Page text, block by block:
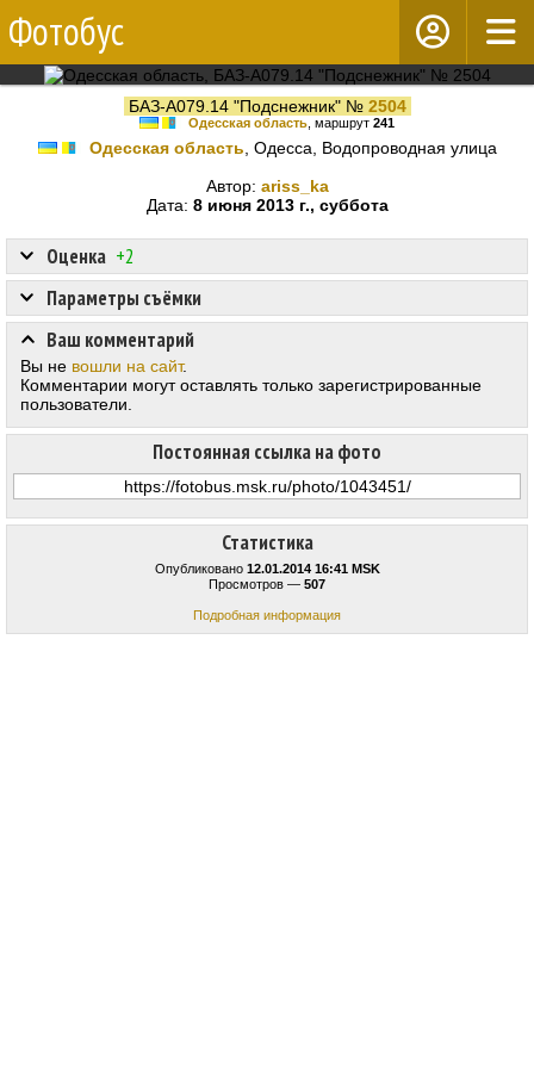
Фотобус
БАЗ-А079.14 "Подснежник" № 2504
Одесская область , маршрут 241
Одесская область , Одесса, Водопроводная улица
Автор: ariss_ka
Дата: 8 июня 2013 г., суббота
Статистика
Опубликовано 12.01.2014 16:41 MSK
Просмотров — 507
Подробная информация
Оценка +2
Постоянная ссылка на фото
Параметры съёмки
Ваш комментарий
Вы не вошли на сайт.
Комментарии могут оставлять только зарегистрированные
пользователи.